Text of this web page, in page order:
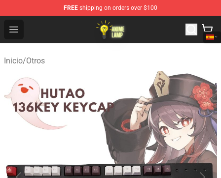
FREE shipping on orders over $100
Open menu
Anime Lamp Shop - The Best Store of Anime Lamp
Inicio/Otros